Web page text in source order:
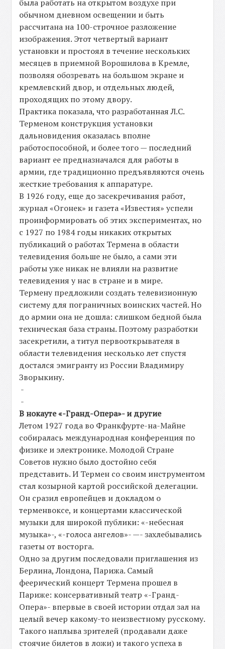
была работать на открытом воздухе при
обычном дневном освещении и быть
рассчитана на 100-строчное разложение
изображения. Этот четвертый вариант
установки и простоял в течение нескольких
месяцев в приемной Ворошилова в Кремле,
позволяя обозревать на большом экране и
кремлевский двор, и отдельных людей,
проходящих по этому двору.
Практика показала, что разработанная Л.С.
Терменом конструкция установки
дальновидения оказалась вполне
работоспособной, и более того — последний
вариант ее предназначался для работы в
армии, где традиционно предъявляются очень
жесткие требования к аппаратуре.
В 1926 году, еще до засекречивания работ,
журнал «Огонек» и газета «Известия» успели
проинформировать об этих экспериментах, но
с 1927 по 1984 годы никаких открытых
публикаций о работах Термена в области
телевидения больше не было, а сами эти
работы уже никак не влияли на развитие
телевидения у нас в стране и в мире.
Термену предложили создать телевизионную
систему для пограничных воинских частей. Но
до армии она не дошла: слишком бедной была
техническая база страны. Поэтому разработки
засекретили, а титул первооткрывателя в
области телевидения несколько лет спустя
достался эмигранту из России Владимиру
Зворыкину.
-
-
В нокауте «-Гранд-Опера»- и другие
Летом 1927 года во Франкфурте-на-Майне
собиралась международная конференция по
физике и электронике. Молодой Стране
Советов нужно было достойно себя
представить. И Термен со своим инструментом
стал козырной картой российской делегации.
Он сразил европейцев и докладом о
терменвоксе, и концертами классической
музыки для широкой публики: «-небесная
музыка»-, «-голоса ангелов»- —- захлебывались
газеты от восторга.
Одно за другим последовали приглашения из
Берлина, Лондона, Парижа. Самый
феерический концерт Термена прошел в
Париже: консервативный театр «-Гранд-
Опера»- впервые в своей истории отдал зал на
целый вечер какому-то неизвестному русскому.
Такого наплыва зрителей (продавали даже
стоячие билетов в ложи) и такого успеха в